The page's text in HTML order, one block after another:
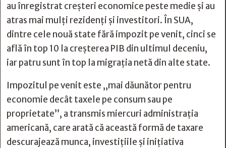
au înregistrat creșteri economice peste medie și au
atras mai mulți rezidenți și investitori. În SUA,
dintre cele nouă state fără impozit pe venit, cinci se
află în top 10 la creșterea PIB din ultimul deceniu,
iar patru sunt în top la migrația netă din alte state.
Impozitul pe venit este „mai dăunător pentru
economie decât taxele pe consum sau pe
proprietate”, a transmis miercuri administrația
americană, care arată că această formă de taxare
descurajează munca, investițiile și inițiativa